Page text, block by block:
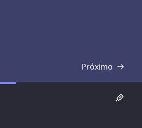
Próximo
Transcrição